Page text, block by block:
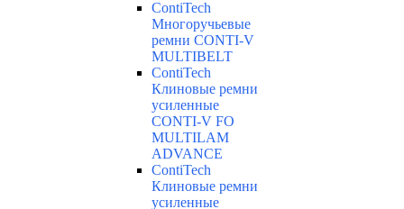
ContiTech
Многоручьевые
ремни CONTI-V
MULTIBELT
ContiTech
Клиновые ремни
усиленные
CONTI-V FO
MULTILAM
ADVANCE
ContiTech
Клиновые ремни
усиленные